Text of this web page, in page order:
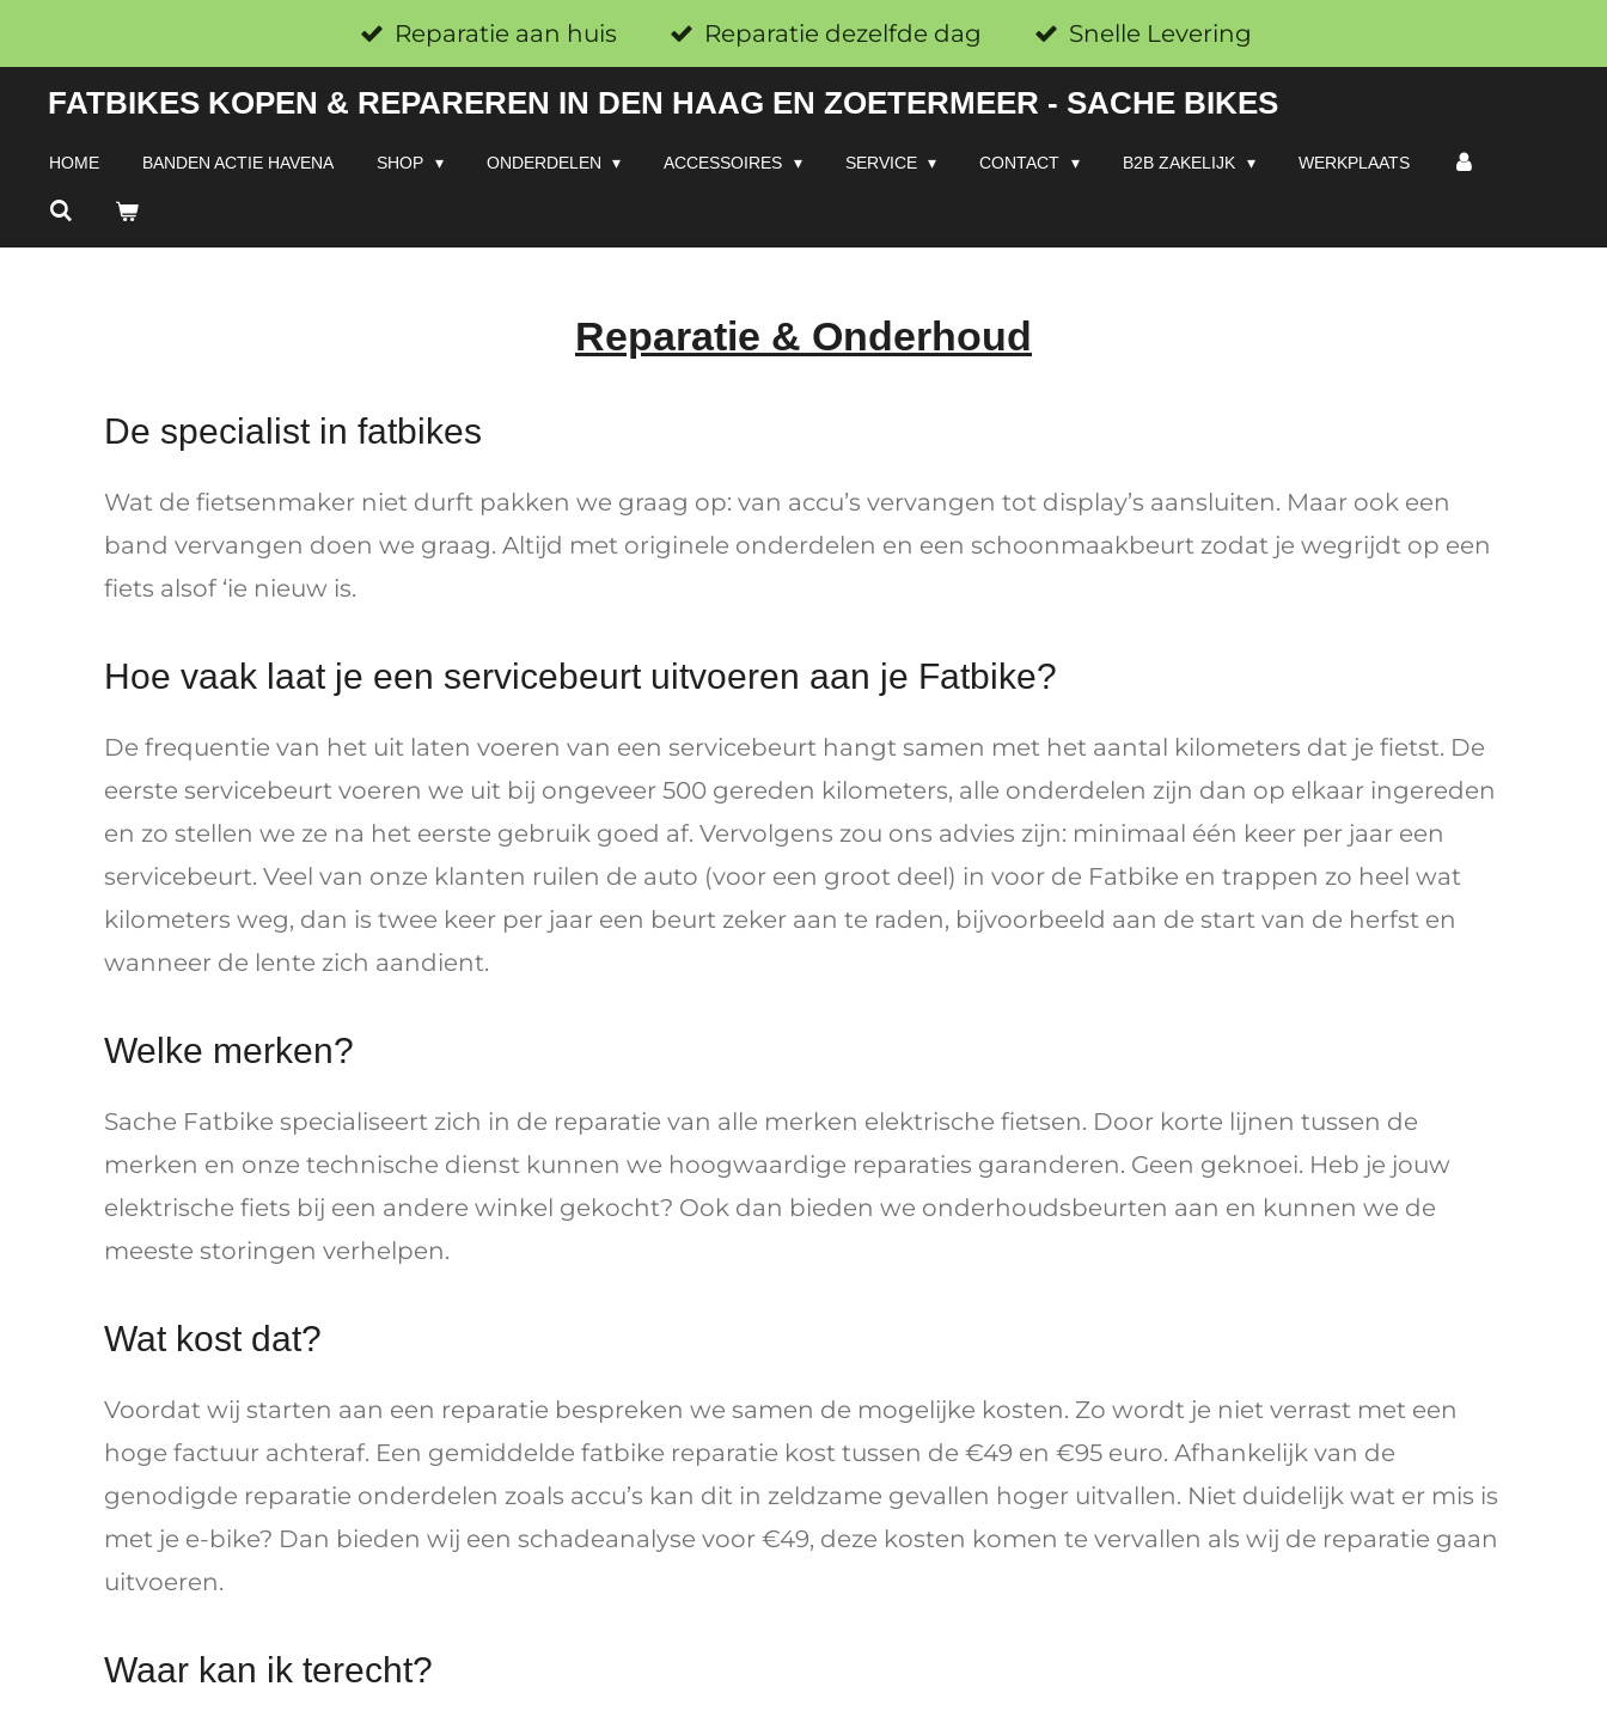
direct
naar
hoofdinhoud
Reparatie aan huis Reparatie dezelfde dag Snelle Levering
FATBIKES KOPEN & REPAREREN IN DEN HAAG EN ZOETERMEER - SACHE BIKES
HOME BANDEN ACTIE HAVENA SHOP ONDERDELEN ACCESSOIRES SERVICE CONTACT B2B ZAKELIJK WERKPLAATS
Reparatie & Onderhoud
De specialist in fatbikes
Wat de fietsenmaker niet durft pakken we graag op: van accu’s vervangen tot display’s aansluiten. Maar ook een
band vervangen doen we graag. Altijd met originele onderdelen en een schoonmaakbeurt zodat je wegrijdt op een
fiets alsof ‘ie nieuw is.
Hoe vaak laat je een servicebeurt uitvoeren aan je Fatbike?
De frequentie van het uit laten voeren van een servicebeurt hangt samen met het aantal kilometers dat je fietst. De
eerste servicebeurt voeren we uit bij ongeveer 500 gereden kilometers, alle onderdelen zijn dan op elkaar ingereden
en zo stellen we ze na het eerste gebruik goed af. Vervolgens zou ons advies zijn: minimaal één keer per jaar een
servicebeurt. Veel van onze klanten ruilen de auto (voor een groot deel) in voor de Fatbike en trappen zo heel wat
kilometers weg, dan is twee keer per jaar een beurt zeker aan te raden, bijvoorbeeld aan de start van de herfst en
wanneer de lente zich aandient.
Welke merken?
Sache Fatbike specialiseert zich in de reparatie van alle merken elektrische fietsen. Door korte lijnen tussen de
merken en onze technische dienst kunnen we hoogwaardige reparaties garanderen. Geen geknoei. Heb je jouw
elektrische fiets bij een andere winkel gekocht? Ook dan bieden we onderhoudsbeurten aan en kunnen we de
meeste storingen verhelpen.
Wat kost dat?
Voordat wij starten aan een reparatie bespreken we samen de mogelijke kosten. Zo wordt je niet verrast met een
hoge factuur achteraf. Een gemiddelde fatbike reparatie kost tussen de €49 en €95 euro. Afhankelijk van de
genodigde reparatie onderdelen zoals accu’s kan dit in zeldzame gevallen hoger uitvallen. Niet duidelijk wat er mis is
met je e-bike? Dan bieden wij een schadeanalyse voor €49, deze kosten komen te vervallen als wij de reparatie gaan
uitvoeren.
Waar kan ik terecht?